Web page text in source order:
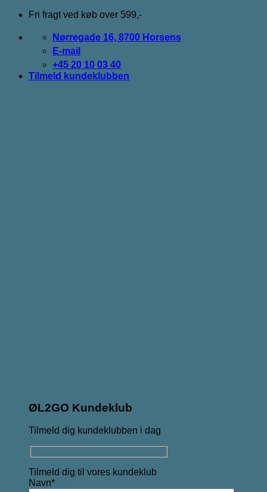
Fortsæt
indhold
Fri fragt ved køb over 599,-
Nørregade 16, 8700 Horsens
E-mail
+45 20 10 03 40
Tilmeld kundeklubben
ØL2GO Kundeklub
Tilmeld dig kundeklubben i dag
Tilmeld dig til vores kundeklub
Navn*